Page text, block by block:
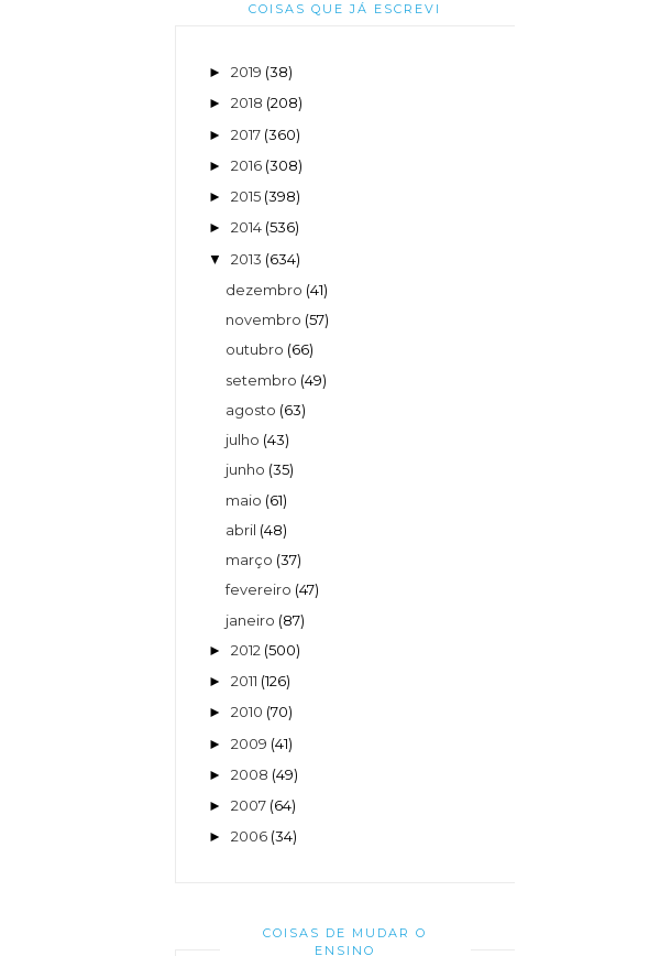
COISAS QUE JÁ ESCREVI
► 2019 (38)
► 2018 (208)
► 2017 (360)
► 2016 (308)
► 2015 (398)
► 2014 (536)
▼ 2013 (634)
dezembro (41)
novembro (57)
outubro (66)
setembro (49)
agosto (63)
julho (43)
junho (35)
maio (61)
abril (48)
março (37)
fevereiro (47)
janeiro (87)
► 2012 (500)
► 2011 (126)
► 2010 (70)
► 2009 (41)
► 2008 (49)
► 2007 (64)
► 2006 (34)
COISAS DE MUDAR O
ENSINO